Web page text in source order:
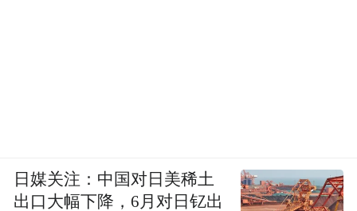
日媒关注：中国对日美稀土
出口大幅下降，6月对日钇出